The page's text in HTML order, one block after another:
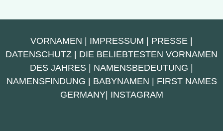
VORNAMEN | IMPRESSUM | PRESSE |
DATENSCHUTZ | DIE BELIEBTESTEN VORNAMEN
DES JAHRES | NAMENSBEDEUTUNG |
NAMENSFINDUNG | BABYNAMEN | FIRST NAMES
GERMANY| INSTAGRAM